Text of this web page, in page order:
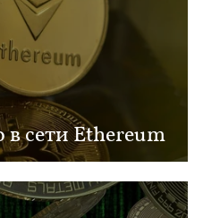
сети Ethereum